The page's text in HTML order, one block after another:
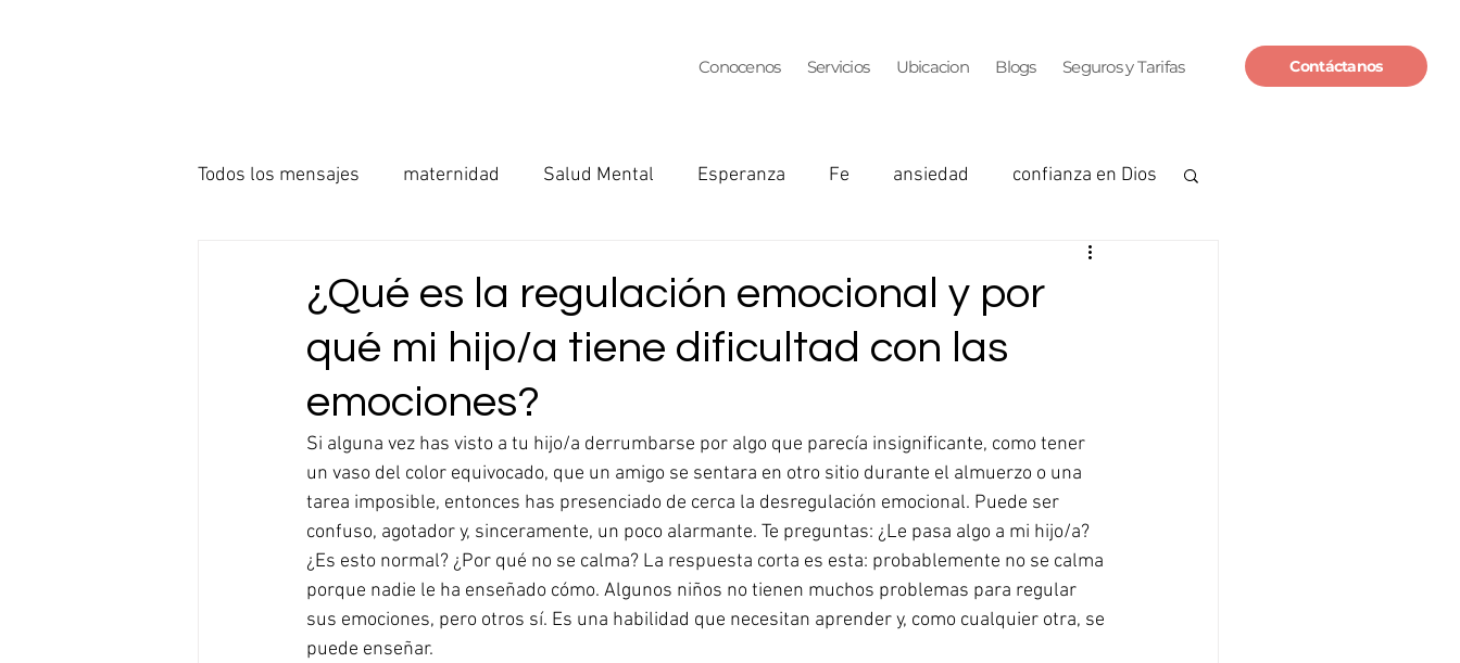
Conocenos Servicios Ubicacion Blogs Seguros y Tarifas Contáctanos
Todos los mensajes maternidad Salud Mental Esperanza Fe ansiedad confianza en Dios
Matrimonios Cristianos Salud Mental en la Maternidad Crianza de los Hijos
¿Qué es la regulación emocional y por
qué mi hijo/a tiene dificultad con las
emociones?
Si alguna vez has visto a tu hijo/a derrumbarse por algo que parecía insignificante, como tener
un vaso del color equivocado, que un amigo se sentara en otro sitio durante el almuerzo o una
tarea imposible, entonces has presenciado de cerca la desregulación emocional. Puede ser
confuso, agotador y, sinceramente, un poco alarmante. Te preguntas: ¿Le pasa algo a mi hijo/a?
¿Es esto normal? ¿Por qué no se calma? La respuesta corta es esta: probablemente no se calma
porque nadie le ha enseñado cómo. Algunos niños no tienen muchos problemas para regular
sus emociones, pero otros sí. Es una habilidad que necesitan aprender y, como cualquier otra, se
puede enseñar.